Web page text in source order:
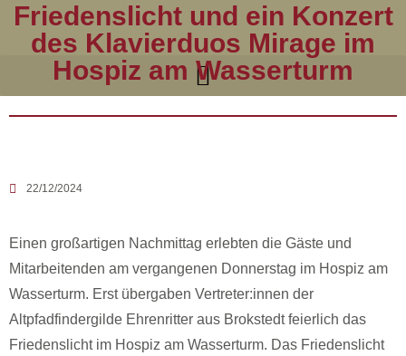
Friedenslicht und ein Konzert
des Klavierduos Mirage im
Hospiz am Wasserturm
22/12/2024
Einen großartigen Nachmittag erlebten die Gäste und
Mitarbeitenden am vergangenen Donnerstag im Hospiz am
Wasserturm. Erst übergaben Vertreter:innen der
Altpfadfindergilde Ehrenritter aus Brokstedt feierlich das
Friedenslicht im Hospiz am Wasserturm. Das Friedenslicht